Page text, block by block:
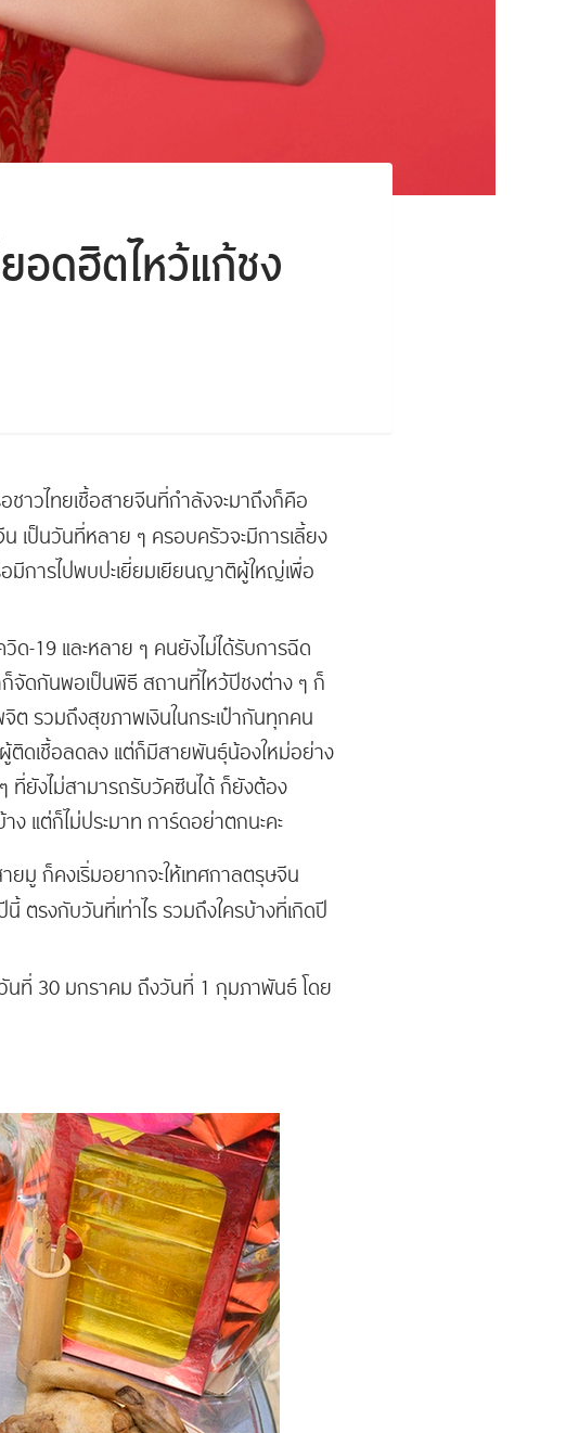
อดฮิตไหว้แก้ชง
าวไทยเชื้อสายจีนที่กำลังจะมาถึงก็คือ
เป็นวันที่หลาย ๆ ครอบครัวจะมีการเลี้ยง
การไปพบปะเยี่ยมเยียนญาติผู้ใหญ่เพื่อ
ด-19 และหลาย ๆ คนยังไม่ได้รับการฉีด
จัดกันพอเป็นพิธี สถานที่ไหว้ปีชงต่าง ๆ ก็
รวมถึงสุขภาพเงินในกระเป๋ากันทุกคน
ติดเชื้อลดลง แต่ก็มีสายพันธุ์น้องใหม่อย่าง
ที่ยังไม่สามารถรับวัคซีนได้ ก็ยังต้อง
ง แต่ก็ไม่ประมาท การ์ดอย่าตกนะคะ
มู ก็คงเริ่มอยากจะให้เทศกาลตรุษจีน
ตรงกับวันที่เท่าไร รวมถึงใครบ้างที่เกิดปี
นที่ 30 มกราคม ถึงวันที่ 1 กุมภาพันธ์ โดย